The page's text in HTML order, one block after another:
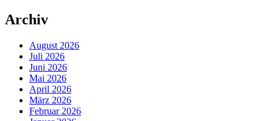
Archiv
August 2026
Juli 2026
Juni 2026
Mai 2026
April 2026
März 2026
Februar 2026